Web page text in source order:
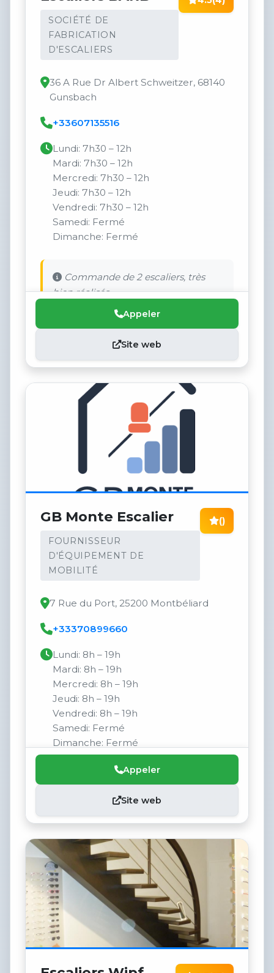
SOCIÉTÉ DE
FABRICATION
D'ESCALIERS
36 A Rue Dr Albert Schweitzer, 68140
Gunsbach
+33607135516
Lundi: 7h30 – 12h
Mardi: 7h30 – 12h
Mercredi: 7h30 – 12h
Jeudi: 7h30 – 12h
Vendredi: 7h30 – 12h
Samedi: Fermé
Dimanche: Fermé
Commande de 2 escaliers, très
bien réalisés.
Appeler
Site web
GB Monte Escalier
FOURNISSEUR
D'ÉQUIPEMENT DE
MOBILITÉ
()
7 Rue du Port, 25200 Montbéliard
+33370899660
Lundi: 8h – 19h
Mardi: 8h – 19h
Mercredi: 8h – 19h
Jeudi: 8h – 19h
Vendredi: 8h – 19h
Samedi: Fermé
Dimanche: Fermé
Appeler
Site web